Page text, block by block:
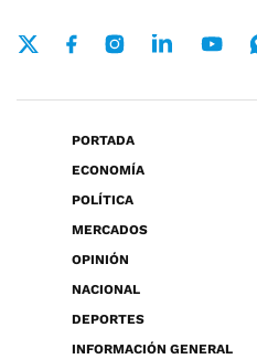
PORTADA
ECONOMÍA
POLÍTICA
MERCADOS
OPINIÓN
NACIONAL
DEPORTES
INFORMACIÓN GENERAL